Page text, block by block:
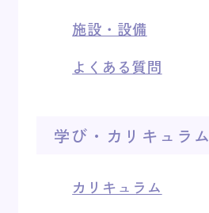
施設・設備
よくある質問
学び・カリキュラム
カリキュラム